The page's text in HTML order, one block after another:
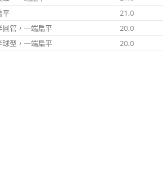
平
21.0
圓管，一端扁平
20.0
球型，一端扁平 20.0